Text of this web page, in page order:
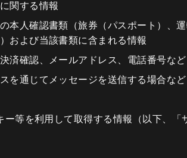
関する情報
本人確認書類（旅券（パスポート）、
および当該書類に含まれる情報
済確認、メールアドレス、電話番号など
を通じてメッセージを送信する場合な
等を利用して取得する情報（以下、「